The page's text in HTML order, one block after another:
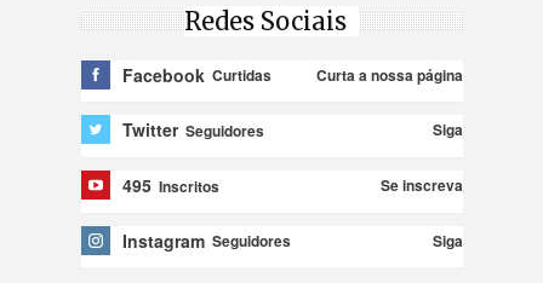
Redes Sociais
Facebook Curtidas Curta a nossa página
Twitter Seguidores Siga
495 Inscritos Se inscreva
Instagram Seguidores Siga